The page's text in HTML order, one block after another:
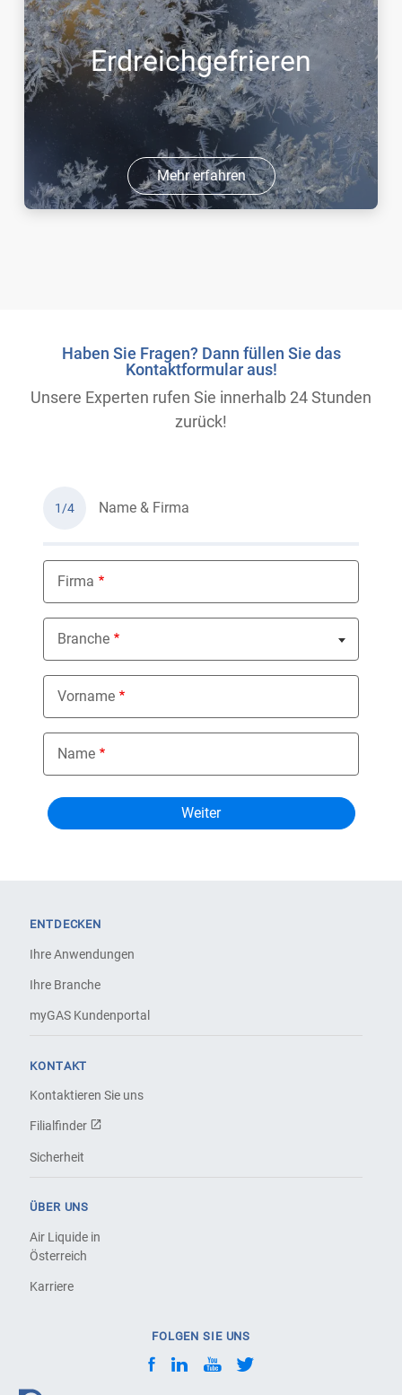
Erdreichgefrieren
Mehr erfahren
Haben Sie Fragen? Dann füllen Sie das
Kontaktformular aus!
Unsere Experten rufen Sie innerhalb 24 Stunden
zurück!
1/4 Name & Firma
Firma
Branche
Nothing selected
Vorname
Name
ENTDECKEN
Ihre Anwendungen
Ihre Branche
myGAS Kundenportal
KONTAKT
Kontaktieren Sie uns
Filialfinder
Sicherheit
ÜBER UNS
Air Liquide in
Österreich
Karriere
FOLGEN SIE UNS